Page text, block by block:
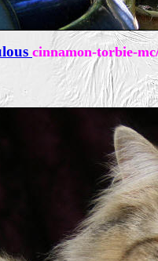
cinnamon-torbie-